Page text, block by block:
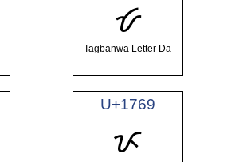
ᝧ
Tagbanwa Letter Da
U+1769
ᝩ